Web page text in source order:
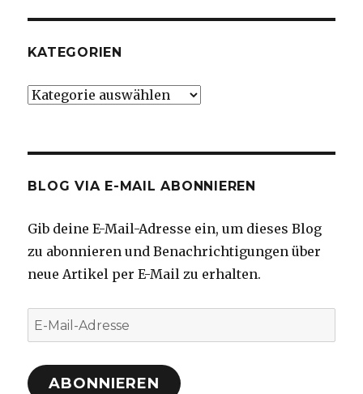
KATEGORIEN
Kategorien
BLOG VIA E-MAIL ABONNIEREN
Gib deine E-Mail-Adresse ein, um dieses Blog
zu abonnieren und Benachrichtigungen über
neue Artikel per E-Mail zu erhalten.
E-
Mail-
Adresse
ABONNIEREN